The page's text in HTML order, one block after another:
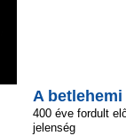
A
400 éve fordult
jelenség